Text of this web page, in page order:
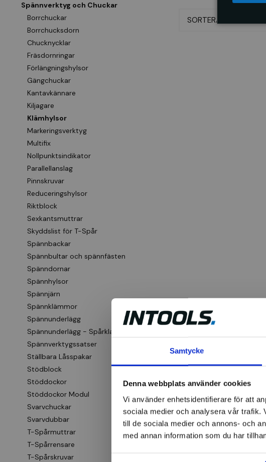
Samtycke
Denna webbplats använder cookies
Vi använder enhetsidentifierare för att
sociala medier och analysera vår trafik.
till de sociala medier och annons- och
med annan information som du har
Spännverktyg och Chuckar
Borrchuckar
Borrchucksdorn
Chucknycklar
Fräsdornringar
Förlängningshylsor
Gängchuckar
Kantavkännare
Kiljagare
Klämhylsor
Markeringsverktyg
Multifix
Nollpunktsindikator
Parallellanslag
Pinnskruvar
Reduceringshylsor
Riktblock
Sexkantsmuttrar
Skyddslist för T-Spår
Spännbackar
Spännbultar och spännfästen
Spänndornar
Spännhylsor
Spännjärn
Spännklämmor
Spännunderlägg
Spännunderlägg - Spårklackar
Spännverktygssatser
Ställbara Låsspakar
Stödblock
Stöddockor
Stöddockor Modul
Svarvchuckar
Svarvdubbar
T-Spårmuttrar
T-Spårrensare
T-Spårskruvar
SORTERA